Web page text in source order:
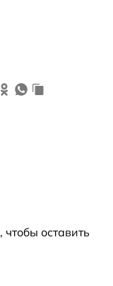
, чтобы оставить